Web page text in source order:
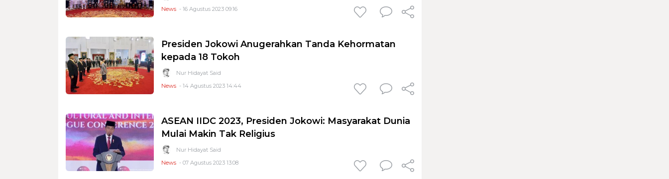
News - 16 Agustus 2023 09:16
Presiden Jokowi Anugerahkan Tanda Kehormatan
kepada 18 Tokoh
Nur Hidayat Said
News - 14 Agustus 2023 14:44
ASEAN IIDC 2023, Presiden Jokowi: Masyarakat Dunia
Mulai Makin Tak Religius
Nur Hidayat Said
News - 07 Agustus 2023 13:08